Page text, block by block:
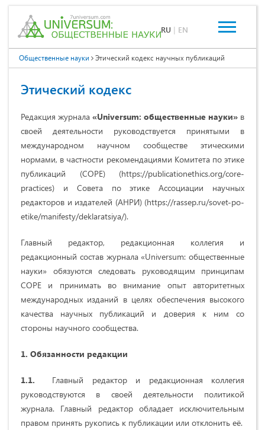
RU | EN
Общественные науки Этический кодекс научных публикаций
Этический кодекс
Редакция журнала «Universum: общественные науки» в
своей деятельности руководствуется принятыми в
международном научном сообществе этическими
нормами, в частности рекомендациями Комитета по этике
публикаций (COPE) (https://publicationethics.org/core-
practices) и Совета по этике Ассоциации научных
редакторов и издателей (АНРИ) (https://rassep.ru/sovet-po-
etike/manifesty/deklaratsiya/).
Главный редактор, редакционная коллегия и
редакционный состав журнала «Universum: общественные
науки» обязуются следовать руководящим принципам
COPE и принимать во внимание опыт авторитетных
международных изданий в целях обеспечения высокого
качества научных публикаций и доверия к ним со
стороны научного сообщества.
1. Обязанности редакции
1.1. Главный редактор и редакционная коллегия
руководствуются в своей деятельности политикой
журнала. Главный редактор обладает исключительным
правом принять рукопись к публикации или отклонить её.